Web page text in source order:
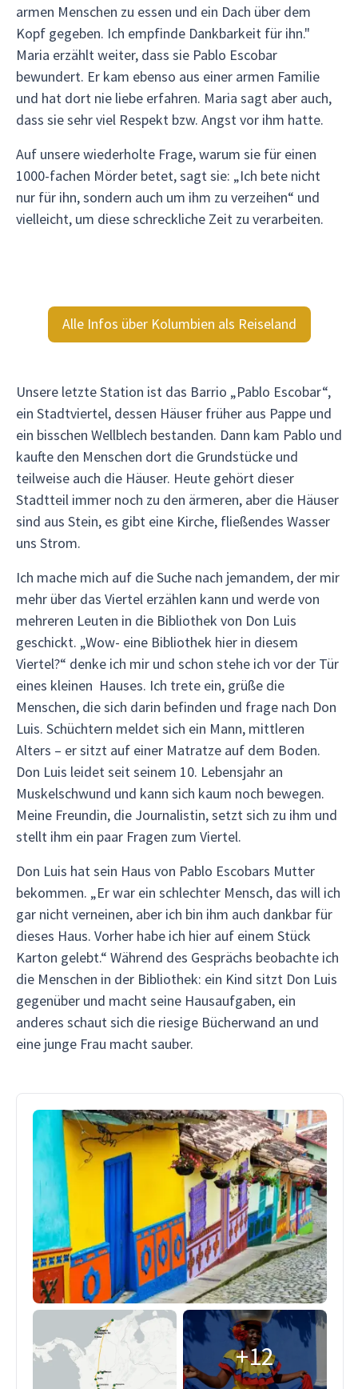
armen Menschen zu essen und ein Dach über dem
Kopf gegeben. Ich empfinde Dankbarkeit für ihn."
Maria erzählt weiter, dass sie Pablo Escobar
bewundert. Er kam ebenso aus einer armen Familie
und hat dort nie liebe erfahren. Maria sagt aber auch,
dass sie sehr viel Respekt bzw. Angst vor ihm hatte.
Auf unsere wiederholte Frage, warum sie für einen
1000-fachen Mörder betet, sagt sie: „Ich bete nicht
nur für ihn, sondern auch um ihm zu verzeihen“ und
vielleicht, um diese schreckliche Zeit zu verarbeiten.
Alle Infos über Kolumbien als Reiseland
Unsere letzte Station ist das Barrio „Pablo Escobar“,
ein Stadtviertel, dessen Häuser früher aus Pappe und
ein bisschen Wellblech bestanden. Dann kam Pablo und
kaufte den Menschen dort die Grundstücke und
teilweise auch die Häuser. Heute gehört dieser
Stadtteil immer noch zu den ärmeren, aber die Häuser
sind aus Stein, es gibt eine Kirche, fließendes Wasser
uns Strom.
Ich mache mich auf die Suche nach jemandem, der mir
mehr über das Viertel erzählen kann und werde von
mehreren Leuten in die Bibliothek von Don Luis
geschickt. „Wow- eine Bibliothek hier in diesem
Viertel?“ denke ich mir und schon stehe ich vor der Tür
eines kleinen Hauses. Ich trete ein, grüße die
Menschen, die sich darin befinden und frage nach Don
Luis. Schüchtern meldet sich ein Mann, mittleren
Alters – er sitzt auf einer Matratze auf dem Boden.
Don Luis leidet seit seinem 10. Lebensjahr an
Muskelschwund und kann sich kaum noch bewegen.
Meine Freundin, die Journalistin, setzt sich zu ihm und
stellt ihm ein paar Fragen zum Viertel.
Don Luis hat sein Haus von Pablo Escobars Mutter
bekommen. „Er war ein schlechter Mensch, das will ich
gar nicht verneinen, aber ich bin ihm auch dankbar für
dieses Haus. Vorher habe ich hier auf einem Stück
Karton gelebt.“ Während des Gesprächs beobachte ich
die Menschen in der Bibliothek: ein Kind sitzt Don Luis
gegenüber und macht seine Hausaufgaben, ein
anderes schaut sich die riesige Bücherwand an und
eine junge Frau macht sauber.
+12